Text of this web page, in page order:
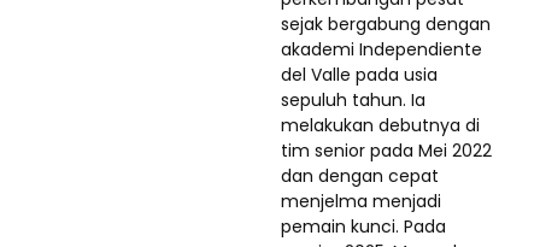
sejak bergabung dengan
akademi Independiente
del Valle pada usia
sepuluh tahun. Ia
melakukan debutnya di
tim senior pada Mei 2022
dan dengan cepat
menjelma menjadi
pemain kunci. Pada